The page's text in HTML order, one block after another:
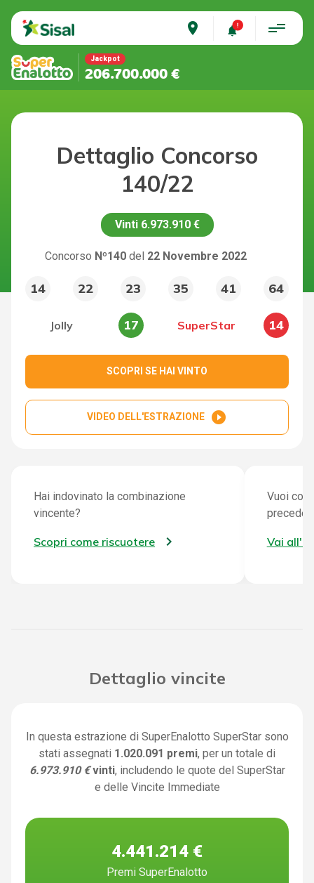
place
Jackpot
206.700.000 €
Dettaglio Concorso
140/22
Vinti 6.973.910 €
Concorso Nº140 del 22 Novembre 2022
14 22 23 35 41 64
Jolly 17 SuperStar 14
SCOPRI SE HAI VINTO
VIDEO DELL'ESTRAZIONE play_circle_filled
Hai indovinato la combinazione
vincente?
Scopri come riscuotere
Vuoi
Vai
Dettaglio vincite
In questa estrazione di SuperEnalotto SuperStar sono
stati assegnati 1.020.091 premi, per un totale di
6.973.910 € vinti, includendo le quote del SuperStar
e delle Vincite Immediate
4.441.214 €
Premi SuperEnalotto